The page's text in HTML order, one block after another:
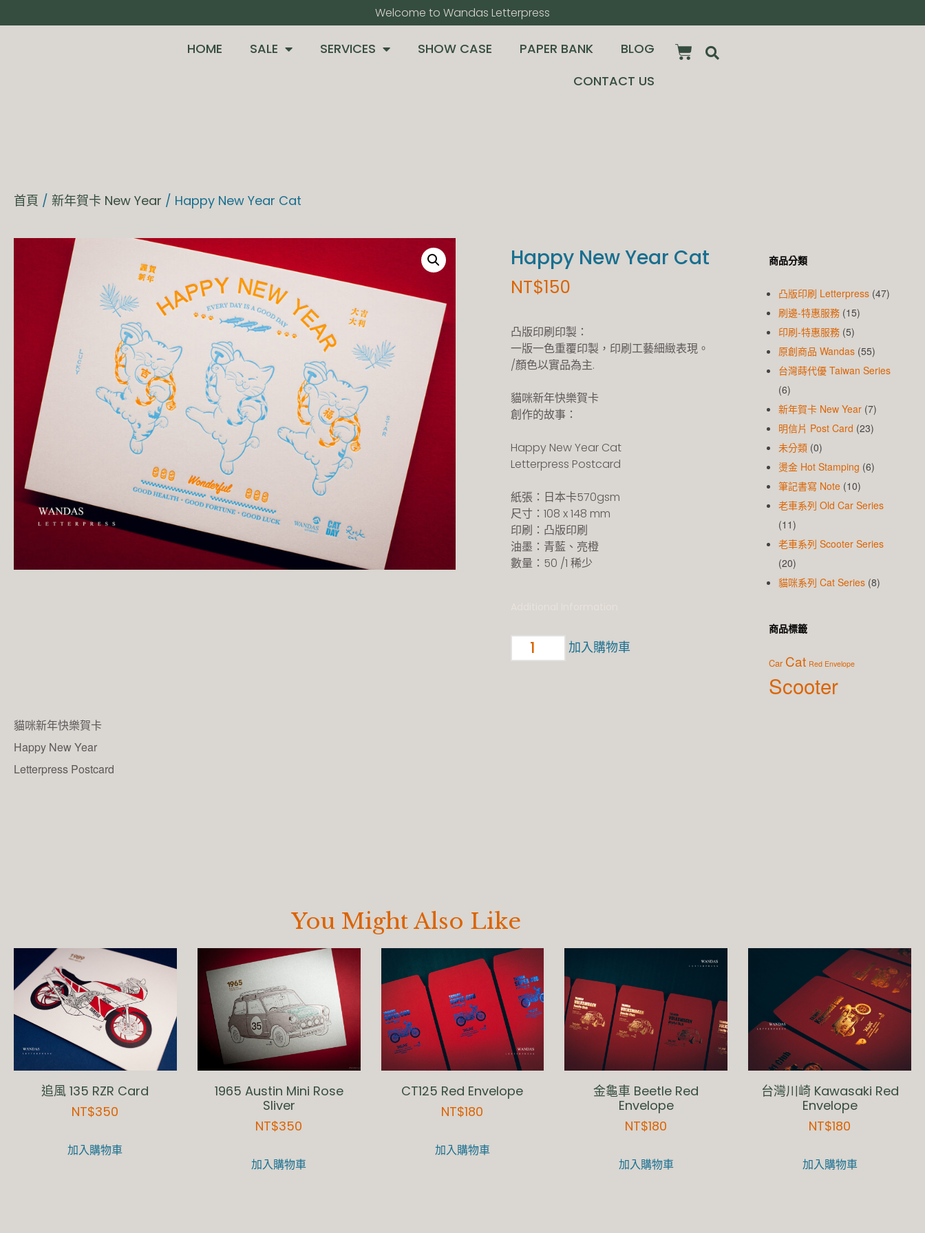
Welcome to Wandas Letterpress​
HOME SALE SERVICES SHOW CASE PAPER BANK
BLOG
CONTACT US
首頁 / 新年賀卡 New Year / Happy New Year Cat
Happy New Year Cat
NT$150
凸版印刷印製：
一版一色重覆印製，印刷工藝細緻表現。
/顏色以實品為主.
貓咪新年快樂賀卡
創作的故事：
Happy New Year Cat
Letterpress Postcard
紙張：日本卡570gsm
尺寸：108 x 148 mm
印刷：凸版印刷
油墨：青藍、亮橙
數量：50 /1 稀少
加入購物車
商品分類
凸版印刷 Letterpress (47)
刷邊-特惠服務 (15)
印刷-特惠服務 (5)
原創商品 Wandas (55)
台灣蒔代優 Taiwan Series
(6)
新年賀卡 New Year (7)
明信片 Post Card (23)
未分類 (0)
燙金 Hot Stamping (6)
筆記書寫 Note (10)
老車系列 Old Car Series
(11)
老車系列 Scooter Series
(20)
貓咪系列 Cat Series (8)
商品標籤
Car Cat Red Envelope
Scooter
貓咪新年快樂賀卡
Happy New Year
Letterpress Postcard
You Might Also Like
追風 135 RZR Card
NT$350
加入購物車
1965 Austin Mini Rose
Sliver
NT$350
加入購物車
CT125 Red Envelope
NT$180
加入購物車
金龜車 Beetle Red
Envelope
NT$180
加入購物車
台灣川崎 Kawasaki Red
Envelope
NT$180
加入購物車